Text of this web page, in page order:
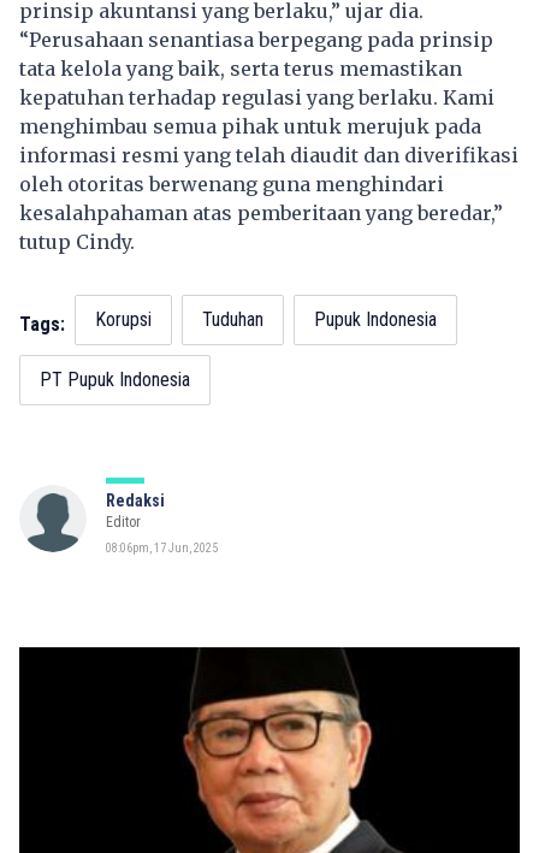
prinsip akuntansi yang berlaku,” ujar dia.
“Perusahaan senantiasa berpegang pada prinsip
tata kelola yang baik, serta terus memastikan
kepatuhan terhadap regulasi yang berlaku. Kami
menghimbau semua pihak untuk merujuk pada
informasi resmi yang telah diaudit dan diverifikasi
oleh otoritas berwenang guna menghindari
kesalahpahaman atas pemberitaan yang beredar,”
tutup Cindy.
Tags: Korupsi Tuduhan Pupuk Indonesia
PT Pupuk Indonesia
Redaksi
Editor
08:06pm, 17 Jun, 2025